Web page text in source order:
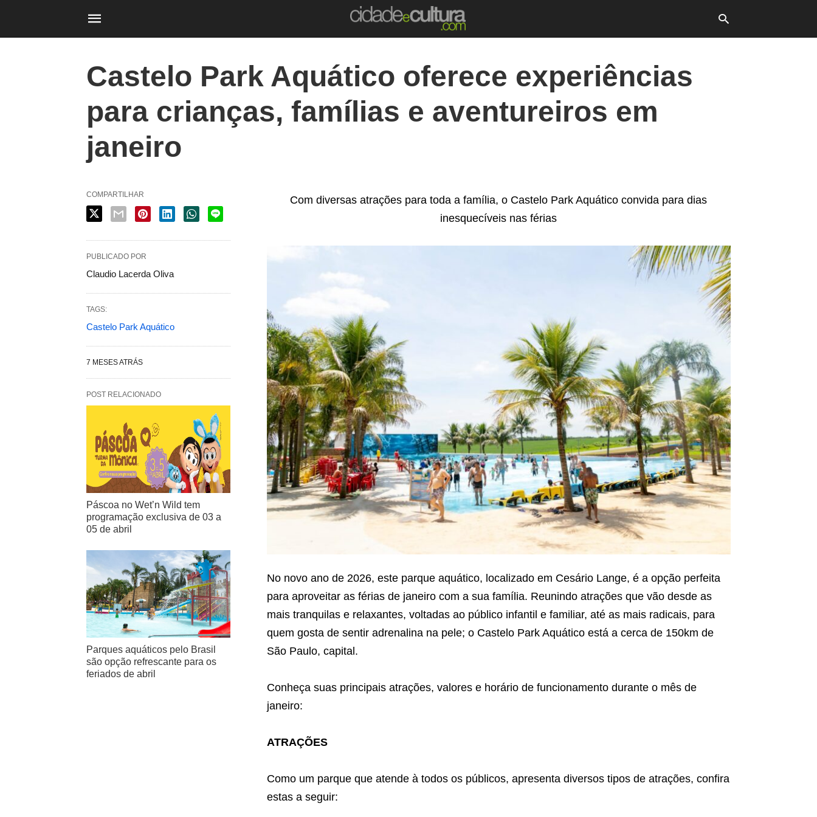
Castelo Park Aquático oferece experiências
para crianças, famílias e aventureiros em
janeiro
Com diversas atrações para toda a família, o Castelo Park Aquático convida para dias
inesquecíveis nas férias
No novo ano de 2026, este parque aquático, localizado em Cesário Lange, é a opção perfeita
para aproveitar as férias de janeiro com a sua família. Reunindo atrações que vão desde as
mais tranquilas e relaxantes, voltadas ao público infantil e familiar, até as mais radicais, para
quem gosta de sentir adrenalina na pele; o Castelo Park Aquático está a cerca de 150km de
São Paulo, capital.
Conheça suas principais atrações, valores e horário de funcionamento durante o mês de
janeiro:
ATRAÇÕES
Como um parque que atende à todos os públicos, apresenta diversos tipos de atrações, confira
estas a seguir:
COMPARTILHAR
PUBLICADO POR
Claudio Lacerda Oliva
TAGS:
Castelo Park Aquático
7 MESES ATRÁS
POST RELACIONADO
Páscoa no Wet’n Wild tem
programação exclusiva de 03 a
05 de abril
Parques aquáticos pelo Brasil
são opção refrescante para os
feriados de abril